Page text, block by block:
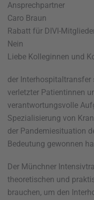
Ansprechpartner
Caro Braun
Rabatt für DIVI-
Nein
Liebe Kolleginnen und
der Interhospitaltransfer
verletzter Patientinnen
verantwortungsvolle
Spezialisierung von
der Pandemiesituation
Bedeutung gewonnen
Der Münchner
theoretischen und
brauchen, um den